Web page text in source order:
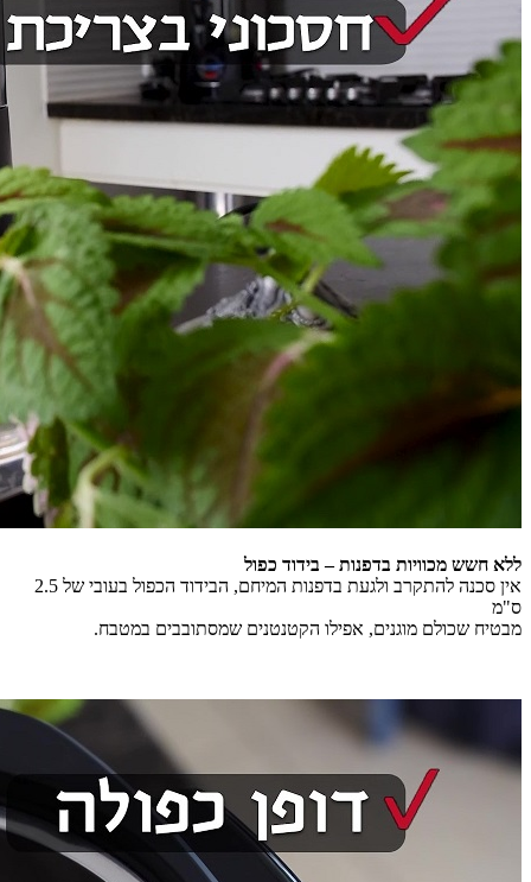
ללא חשש מכוויות בדפנות – בידוד כפול
אין סכנה להתקרב ולגעת בדפנות המיחם, הבידוד הכפול בעובי של 2.5
ס"מ
מבטיח שכולם מוגנים, אפילו הקטנטנים שמסתובבים במטבח.